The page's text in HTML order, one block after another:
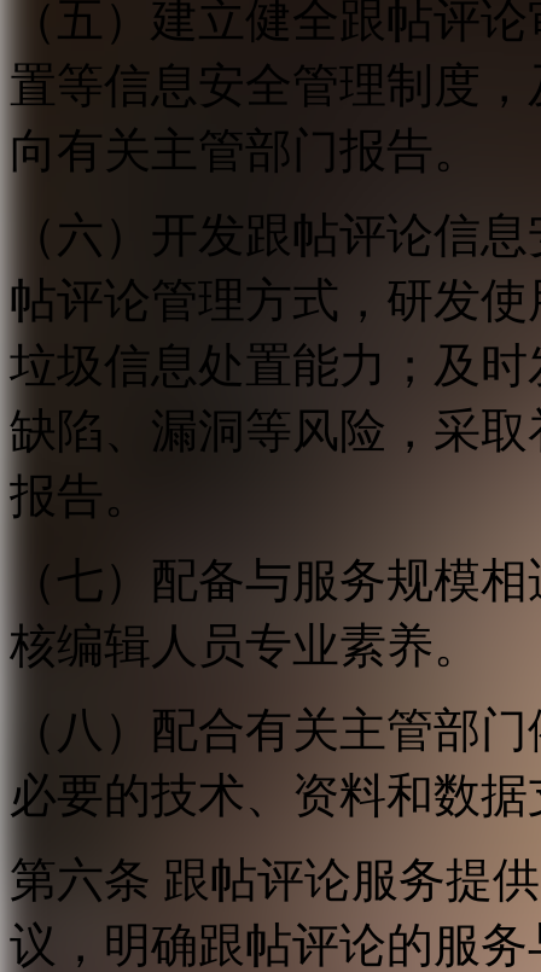
（五）建立健全跟帖评
置等信息安全管理制度
向有关主管部门报告。
（六）开发跟帖评论信
帖评论管理方式，研发
垃圾信息处置能力；及
缺陷、漏洞等风险，采
报告。
（七）配备与服务规模
核编辑人员专业素养。
（八）配合有关主管部
必要的技术、资料和数
第六条 跟帖评论服务提
议，明确跟帖评论的服